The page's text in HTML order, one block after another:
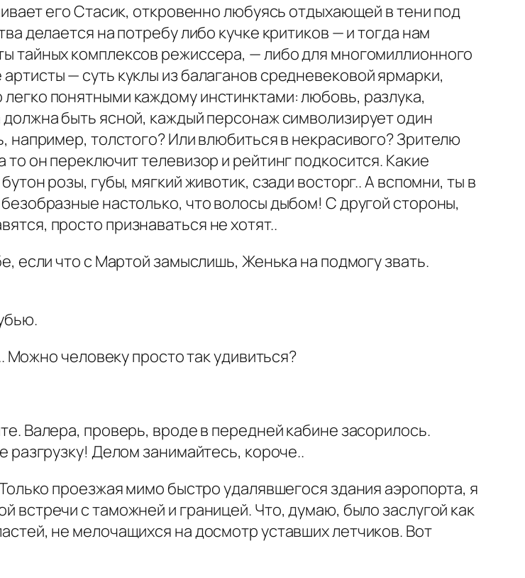
его Стасик, откровенно любуясь отдыхающей в тени под
делается на потребу либо кучке критиков — и тогда нам
тайных комплексов режиссера, — либо для многомиллионного
— суть куклы из балаганов средневековой ярмарки,
понятными каждому инстинктами: любовь, разлука,
быть ясной, каждый персонаж символизирует один
толстого? Или влюбиться в некрасивого? Зрителю
он переключит телевизор и рейтинг подкосится. Какие
розы, губы, мягкий животик, сзади восторг.. А вспомни, ты в
настолько, что волосы дыбом! С другой стороны,
просто признаваться не хотят..
если что с Мартой замыслишь, Женька на подмогу звать.
человеку просто так удивиться?
Валера, проверь, вроде в передней кабине засорилось.
разгрузку! Делом занимайтесь, короче..
проезжая мимо быстро удалявшегося здания аэропорта, я
встречи с таможней и границей. Что, думаю, было заслугой как
не мелочащихся на досмотр уставших летчиков. Вот